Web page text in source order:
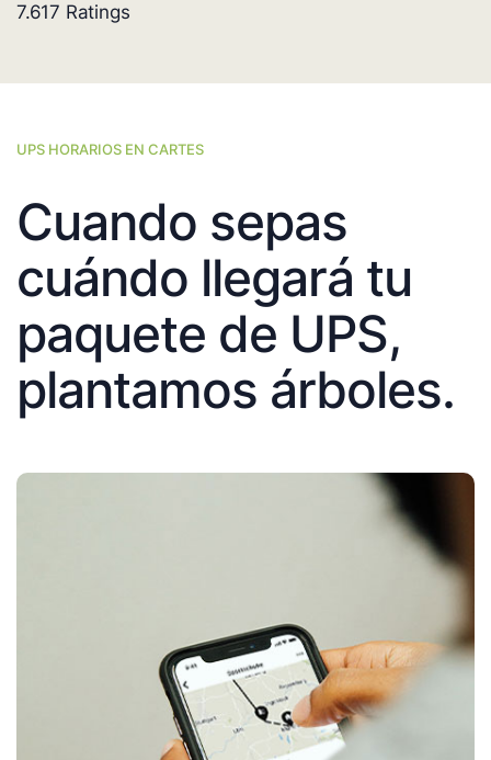
7.617 Ratings
UPS HORARIOS EN CARTES
Cuando sepas
cuándo llegará tu
paquete de UPS,
plantamos árboles.